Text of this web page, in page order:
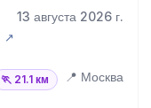
13 августа 2026 г.
🏃 21.1 км 📍 Москва